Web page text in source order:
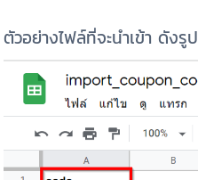
ตัวอย่างไฟล์ที่จะนำเข้า ดังรูป